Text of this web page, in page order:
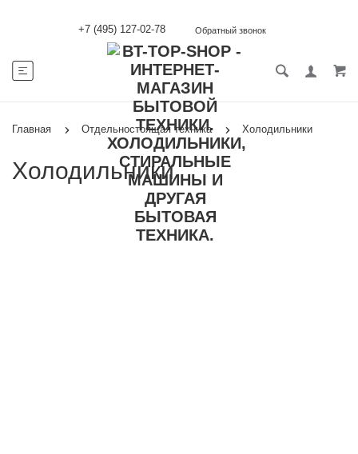
+7 (495) 127-02-78 Обратный звонок
Главная Отдельностоящая техника Холодильники
Холодильники